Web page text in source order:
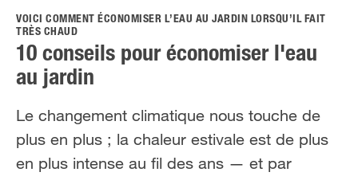
Promotions
VOICI COMMENT ÉCONOMISER L’EAU AU JARDIN LORSQU’IL FAIT
TRÈS CHAUD
10 conseils pour économiser l'eau
au jardin
Le changement climatique nous touche de
plus en plus ; la chaleur estivale est de plus
en plus intense au fil des ans — et par